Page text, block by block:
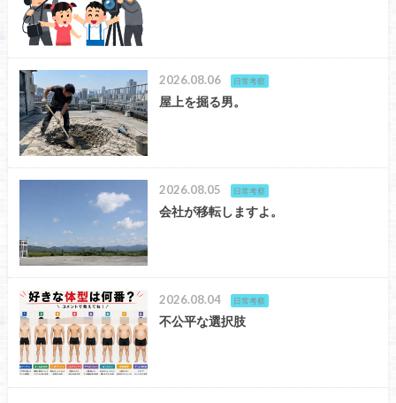
2026.08.06 日常考察
屋上を掘る男。
2026.08.05 日常考察
会社が移転しますよ。
2026.08.04 日常考察
不公平な選択肢